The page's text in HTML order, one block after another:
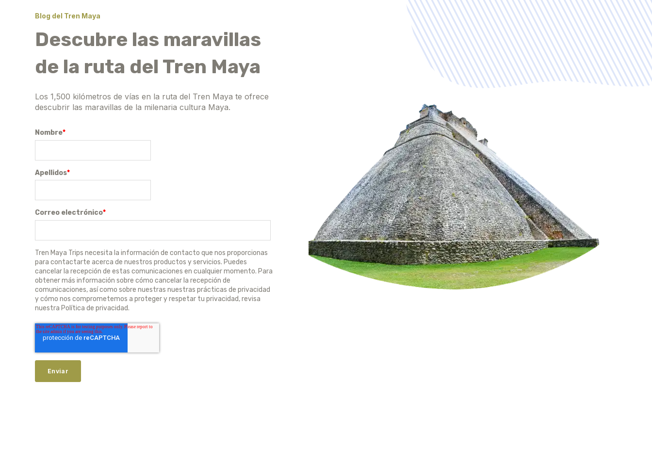
Blog del Tren Maya
Descubre las maravillas
de la ruta del Tren Maya
Los 1,500 kilómetros de vías en la ruta del Tren Maya te ofrece
descubrir las maravillas de la milenaria cultura Maya.
Nombre*
Apellidos*
Correo electrónico*
Tren Maya Trips necesita la información de contacto que nos proporcionas
para contactarte acerca de nuestros productos y servicios. Puedes
cancelar la recepción de estas comunicaciones en cualquier momento. Para
obtener más información sobre cómo cancelar la recepción de
comunicaciones, así como sobre nuestras nuestras prácticas de privacidad
y cómo nos comprometemos a proteger y respetar tu privacidad, revisa
nuestra Política de privacidad.